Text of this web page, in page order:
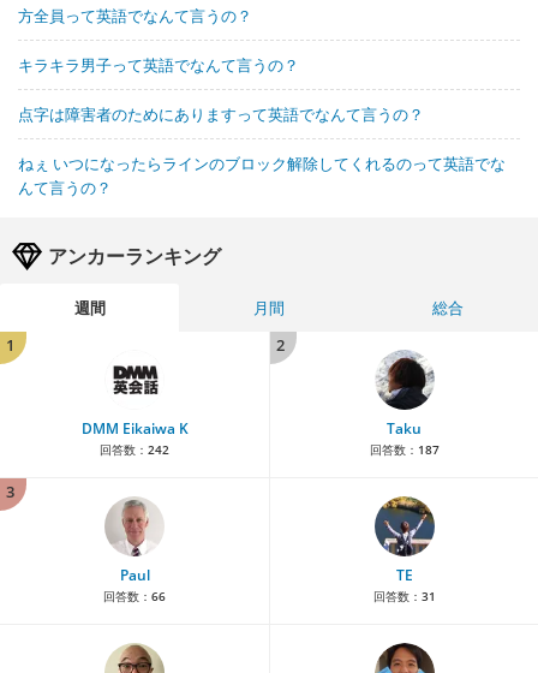
方全員って英語でなんて言うの？
キラキラ男子って英語でなんて言うの？
点字は障害者のためにありますって英語でなんて言うの？
ねぇ いつになったらラインのブロック解除してくれるのって英語でな
んて言うの？
アンカーランキング
週間 月間
総合
1
DMM Eikaiwa K
回答数： 242
2
Taku
回答数： 187
3
Paul
回答数： 66
TE
回答数： 31